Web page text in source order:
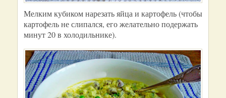
Мелким кубиком нарезать яйца и картофель (чтобы
картофель не слипался, его желательно подержать
минут 20 в холодильнике).